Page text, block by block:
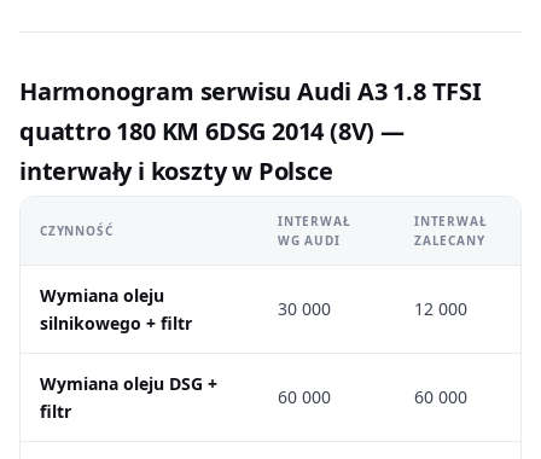
Harmonogram serwisu Audi A3 1.8 TFSI
quattro 180 KM 6DSG 2014 (8V) —
interwały i koszty w Polsce
CZYNNOŚĆ
INTERWAŁ
WG AUDI
INTERWAŁ
ZALECANY
Wymiana oleju
silnikowego + filtr
30 000 12 000
Wymiana oleju DSG +
filtr
60 000 60 000